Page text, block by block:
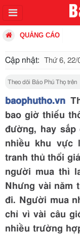
QUẢNG CÁO
Cập nhật: Thứ 6, 22/
Theo dõi Báo Phú Thọ trên
baophutho.vn
bao giờ thiếu
đường, hay
nhiều khu vực
tranh thủ thổi
người mua thì
Nhưng vài năm
đi. Người mua
chỉ vì vài câu
nhiều trường